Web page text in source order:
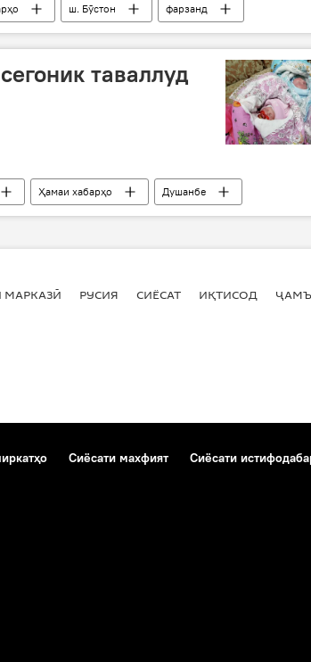
ш. Бӯстон
фарзанд
таваллуд
Ҳамаи хабарҳо
Душанбе
таваллуд
фарзанд
МАРКАЗӢ РУСИЯ СИЁСАТ ИҚТИСОД
Сиёсати махфият Сиёсати